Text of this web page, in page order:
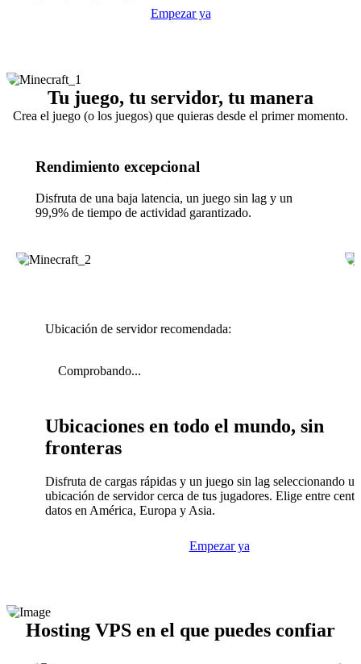
Empezar ya
Tu juego, tu servidor, tu manera
Crea el juego (o los juegos) que quieras desde el primer momento.
Rendimiento excepcional
Disfruta de una baja latencia, un juego sin lag y un
99,9% de tiempo de actividad garantizado.
Ubicación de servidor recomendada:
Comprobando...
Ubicaciones en todo el mundo, sin
fronteras
Disfruta de cargas rápidas y un juego sin lag seleccionando
ubicación de servidor cerca de tus jugadores. Elige entre
datos en América, Europa y Asia.
Empezar ya
Hosting VPS en el que puedes confiar